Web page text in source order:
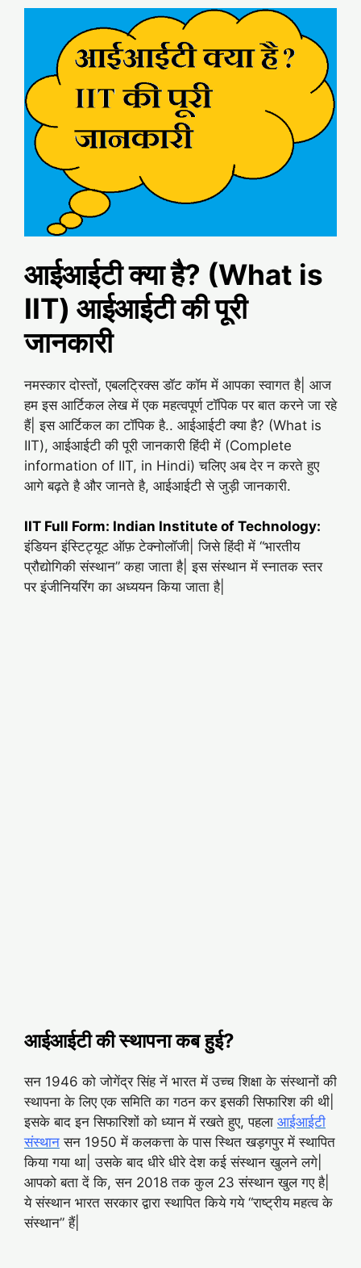
आईआईटी क्या है? (What is
IIT) आईआईटी की पूरी
जानकारी
नमस्कार दोस्तों, एबलट्रिक्स डॉट कॉम में आपका स्वागत है| आज
हम इस आर्टिकल लेख में एक महत्वपूर्ण टॉपिक पर बात करने जा रहे
हैं| इस आर्टिकल का टॉपिक है.. आईआईटी क्या है? (What is
IIT), आईआईटी की पूरी जानकारी हिंदी में (Complete
information of IIT, in Hindi) चलिए अब देर न करते हुए
आगे बढ़ते है और जानते है, आईआईटी से जुड़ी जानकारी.
IIT Full Form: Indian Institute of Technology:
इंडियन इंस्टिट्यूट ऑफ़ टेक्नोलॉजी| जिसे हिंदी में “भारतीय
प्रौद्योगिकी संस्थान” कहा जाता है| इस संस्थान में स्नातक स्तर
पर इंजीनियरिंग का अध्ययन किया जाता है|
आईआईटी की स्थापना कब हुई?
सन 1946 को जोगेंद्र सिंह नें भारत में उच्च शिक्षा के संस्थानों की
स्थापना के लिए एक समिति का गठन कर इसकी सिफारिश की थी|
इसके बाद इन सिफारिशों को ध्यान में रखते हुए, पहला आईआईटी
संस्थान सन 1950 में कलकत्ता के पास स्थित खड़गपुर में स्थापित
किया गया था| उसके बाद धीरे धीरे देश कई संस्थान खुलने लगे|
आपको बता दें कि, सन 2018 तक कुल 23 संस्थान खुल गए है|
ये संस्थान भारत सरकार द्वारा स्थापित किये गये “राष्ट्रीय महत्व के
संस्थान” हैं|